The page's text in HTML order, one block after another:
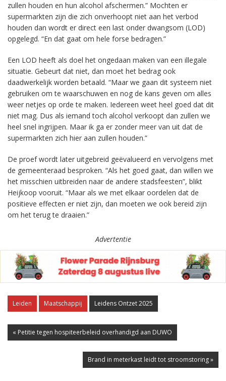
zullen houden en hun alcohol afschermen.” Mochten er
supermarkten zijn die zich onverhoopt niet aan het verbod
houden dan wordt er direct een last onder dwangsom (LOD)
opgelegd. “En dat gaat om hele forse bedragen.”
Een LOD heeft als doel het ongedaan maken van een illegale
situatie. Gebeurt dat niet, dan moet het bedrag ook
daadwerkelijk worden betaald. “Maar we gaan dit systeem niet
gebruiken om te waarschuwen en nog de kans geven om alles
weer netjes op orde te maken. Iedereen weet heel goed dat dit
niet mag. Dus als iemand toch alcohol verkoopt dan zullen we
heel snel ingrijpen. Maar ik ga er zonder meer van uit dat de
supermarkten zich hier aan zullen houden.”
De proef wordt later uitgebreid geëvalueerd en vervolgens met
de gemeenteraad besproken. “Als het goed gaat, dan willen we
het misschien uitbreiden naar de andere stadsfeesten”, blikt
Heijkoop vooruit. “Maar als we met elkaar oordelen dat de
positieve effecten er niet zijn, dan moeten we ook bereid zijn
om het terug te draaien.”
Advertentie
Leiden Maatschappij Leidens Ontzet 2025
« Petitie tegen hospiteerbeleid overhandigd aan DUWO
Brand in meterkast leidt tot stroomstoring »